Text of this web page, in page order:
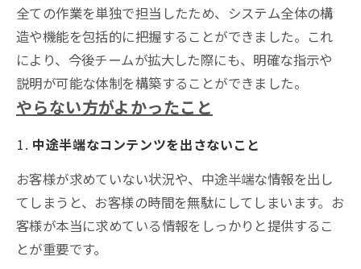
全ての作業を単独で担当したため、システム全体の構
造や機能を包括的に把握することができました。これ
により、今後チームが拡大した際にも、明確な指示や
説明が可能な体制を構築することができました。
やらない方がよかったこと
中途半端なコンテンツを出さないこと
お客様が求めていない状況や、中途半端な情報を出し
てしまうと、お客様の時間を無駄にしてしまいます。お
客様が本当に求めている情報をしっかりと提供するこ
とが重要です。